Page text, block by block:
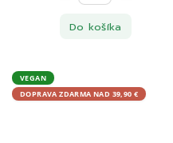
Do košíka
VEGAN
DOPRAVA ZDARMA NAD 39,90 €